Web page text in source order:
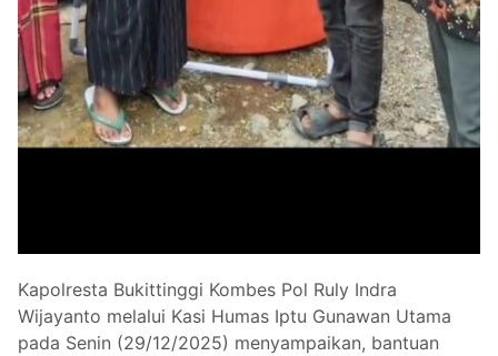
Kapolresta Bukittinggi Kombes Pol Ruly Indra
Wijayanto melalui Kasi Humas Iptu Gunawan Utama
pada Senin (29/12/2025) menyampaikan, bantuan